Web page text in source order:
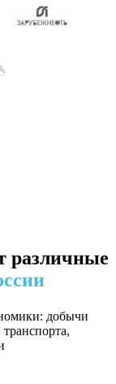
различные
добычи